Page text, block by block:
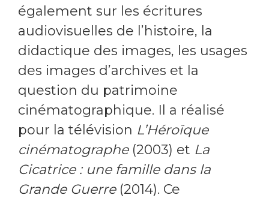
également sur les écritures
audiovisuelles de l’histoire, la
didactique des images, les usages
des images d’archives et la
question du patrimoine
cinématographique. Il a réalisé
pour la télévision L’Héroïque
cinématographe (2003) et La
Cicatrice : une famille dans la
Grande Guerre(2014). Ce